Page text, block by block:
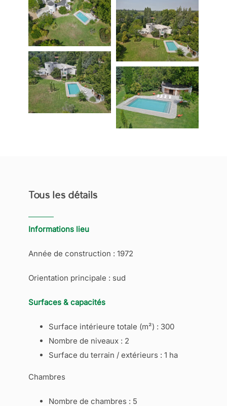
Tous les détails
Informations lieu
Année de construction : 1972
Orientation principale : sud
Surfaces & capacités
Surface intérieure totale (m²) : 300
Nombre de niveaux : 2
Surface du terrain / extérieurs : 1 ha
Chambres
Nombre de chambres : 5